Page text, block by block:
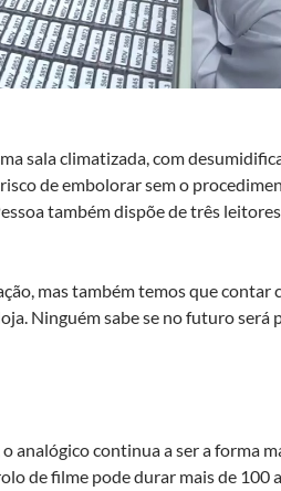
sala climatizada, com
de embolorar sem o
também dispõe de três
mas também temos que contar
Ninguém sabe se no futuro será
analógico continua a ser a forma
de filme pode durar mais de 100